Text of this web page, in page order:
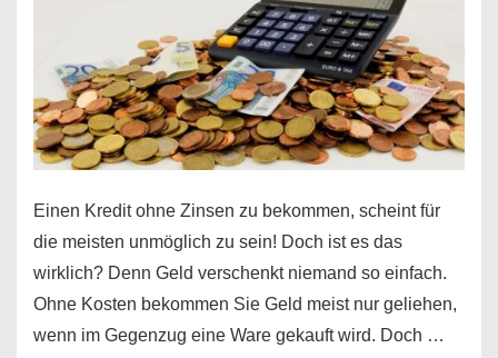
erfahren
Sie
es
Einen Kredit ohne Zinsen zu bekommen, scheint für
die meisten unmöglich zu sein! Doch ist es das
wirklich? Denn Geld verschenkt niemand so einfach.
Ohne Kosten bekommen Sie Geld meist nur geliehen,
wenn im Gegenzug eine Ware gekauft wird. Doch …